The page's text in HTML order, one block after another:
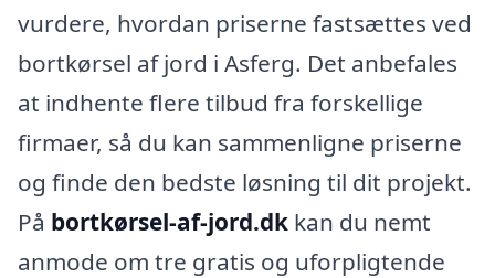
vurdere, hvordan priserne fastsættes ved
bortkørsel af jord i Asferg. Det anbefales
at indhente flere tilbud fra forskellige
firmaer, så du kan sammenligne priserne
og finde den bedste løsning til dit projekt.
På bortkørsel-af-jord.dk kan du nemt
anmode om tre gratis og uforpligtende